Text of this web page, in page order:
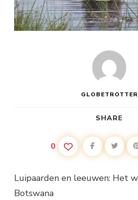
GLOBETROTTER
SHARE
0
Luipaarden en leeuwen: Het
Botswana